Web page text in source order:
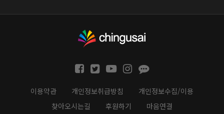
이용약관 개인정보취급방침
개인정보수집/이용
찾아오시는길
후원하기 마음연결